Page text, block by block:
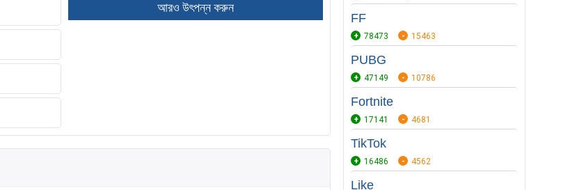
FF
78473 15463
PUBG
47149 10786
Fortnite
17141 4681
TikTok
16486 4562
Like